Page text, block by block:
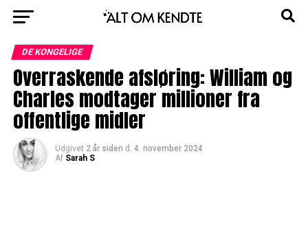
DE KONGELIGE
Overraskende afsløring: William og
Charles modtager millioner fra
offentlige midler
Udgivet 2 år siden d. 4. november 2024
Af Sarah S